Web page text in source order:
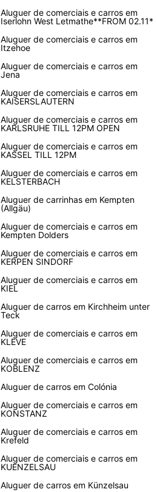
Aluguer de comerciais e carros em
Iserlohn West Letmathe**FROM 02.11*
Aluguer de comerciais e carros em
Itzehoe
Aluguer de comerciais e carros em
Jena
Aluguer de comerciais e carros em
KAISERSLAUTERN
Aluguer de comerciais e carros em
KARLSRUHE TILL 12PM OPEN
Aluguer de comerciais e carros em
KASSEL TILL 12PM
Aluguer de comerciais e carros em
KELSTERBACH
Aluguer de carrinhas em Kempten
(Allgäu)
Aluguer de comerciais e carros em
Kempten Dolders
Aluguer de comerciais e carros em
KERPEN SINDORF
Aluguer de comerciais e carros em
KIEL
Aluguer de carros em Kirchheim unter
Teck
Aluguer de comerciais e carros em
KLEVE
Aluguer de comerciais e carros em
KOBLENZ
Aluguer de carros em Colónia
Aluguer de comerciais e carros em
KONSTANZ
Aluguer de comerciais e carros em
Krefeld
Aluguer de comerciais e carros em
KUENZELSAU
Aluguer de carros em Künzelsau